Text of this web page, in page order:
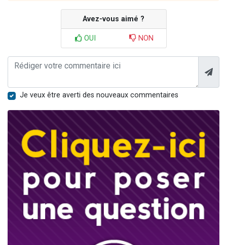
Avez-vous aimé ?
OUI NON
Je veux être averti des nouveaux commentaires